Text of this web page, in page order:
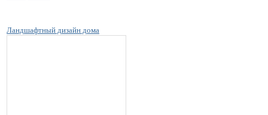
Ландшафтный дизайн дома